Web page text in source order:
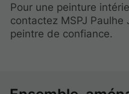
Pour une peinture
contactez MSPJ
peintre de confiance.